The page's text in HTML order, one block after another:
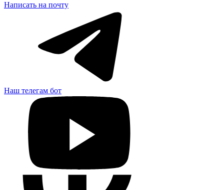
Написать на почту
Наш телегам бот